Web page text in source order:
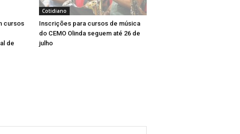
cursos
de
Cotidiano
Inscrições para cursos de música
do CEMO Olinda seguem até 26 de
julho